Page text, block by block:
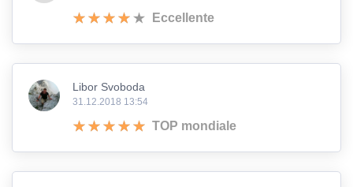
Eccellente
Libor Svoboda
31.12.2018 13:54
TOP mondiale